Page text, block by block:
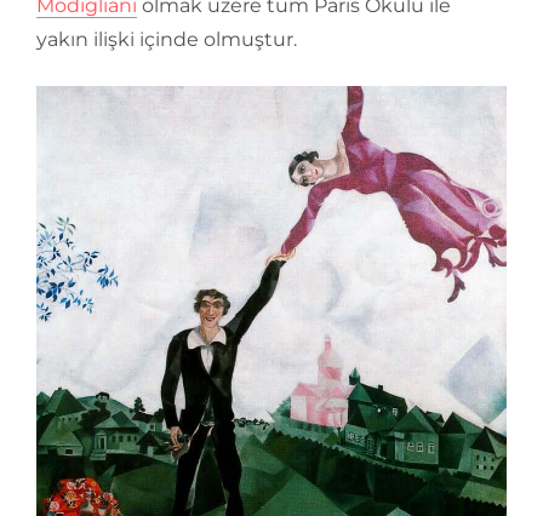
Modigliani olmak üzere tüm Paris Okulu ile
yakın ilişki içinde olmuştur.